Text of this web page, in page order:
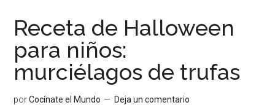
casero
para
estas
Navidades
Receta de Halloween
para niños:
murciélagos de trufas
porCocínate el Mundo Deja un comentario